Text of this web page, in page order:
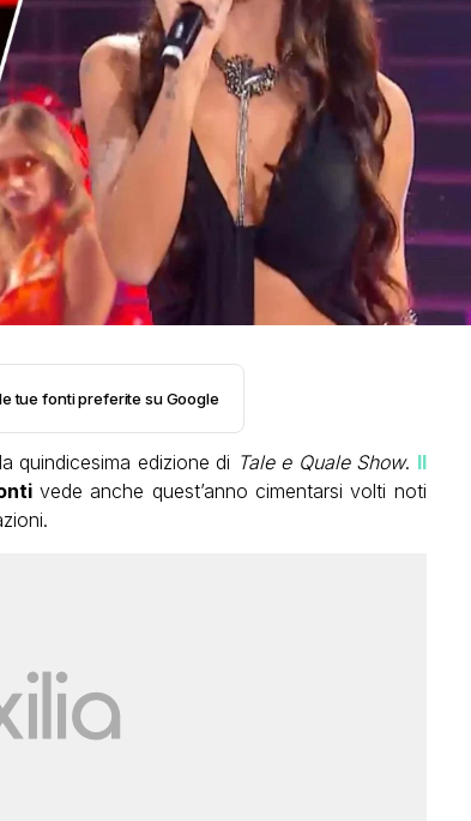
tue fonti preferite su Google
quindicesima edizione di Tale e Quale Show. Il
vede anche quest’anno cimentarsi volti noti